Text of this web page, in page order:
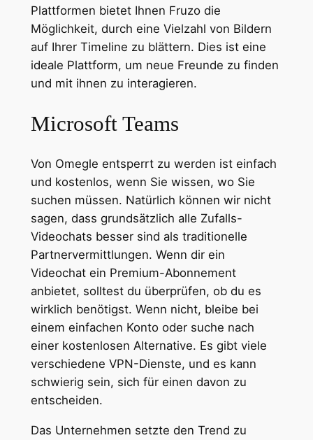
Plattformen bietet Ihnen Fruzo die
Möglichkeit, durch eine Vielzahl von Bildern
auf Ihrer Timeline zu blättern. Dies ist eine
ideale Plattform, um neue Freunde zu finden
und mit ihnen zu interagieren.
Microsoft Teams
Von Omegle entsperrt zu werden ist einfach
und kostenlos, wenn Sie wissen, wo Sie
suchen müssen. Natürlich können wir nicht
sagen, dass grundsätzlich alle Zufalls-
Videochats besser sind als traditionelle
Partnervermittlungen. Wenn dir ein
Videochat ein Premium-Abonnement
anbietet, solltest du überprüfen, ob du es
wirklich benötigst. Wenn nicht, bleibe bei
einem einfachen Konto oder suche nach
einer kostenlosen Alternative. Es gibt viele
verschiedene VPN-Dienste, und es kann
schwierig sein, sich für einen davon zu
entscheiden.
Das Unternehmen setzte den Trend zu